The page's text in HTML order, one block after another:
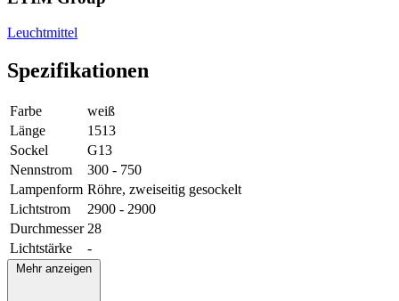
Leuchtmittel
Spezifikationen
Farbe
weiß
Länge
1513
Sockel
G13
Nennstrom
300 - 750
Lampenform Röhre, zweiseitig gesockelt
Lichtstrom
2900 - 2900
Durchmesser 28
Lichtstärke
-
Mehr anzeigen